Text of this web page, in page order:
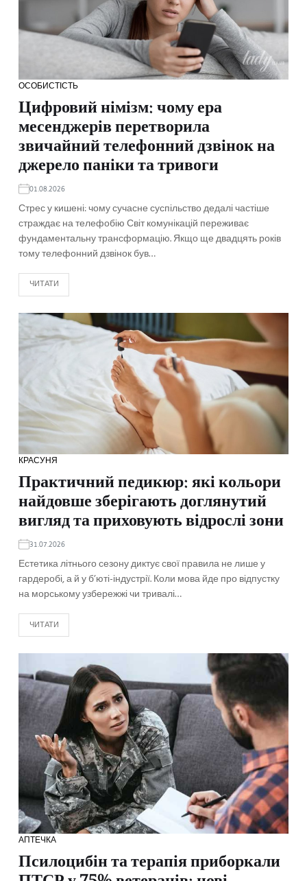
ОСОБИСТІСТЬ
Цифровий німізм: чому ера
месенджерів перетворила
звичайний телефонний дзвінок на
джерело паніки та тривоги
01.08.2026
Стрес у кишені: чому сучасне суспільство дедалі частіше
страждає на телефобію Світ комунікацій переживає
фундаментальну трансформацію. Якщо ще двадцять років
тому телефонний дзвінок був…
ЧИТАТИ
КРАСУНЯ
Практичний педикюр: які кольори
найдовше зберігають доглянутий
вигляд та приховують відрослі зони
31.07.2026
Естетика літнього сезону диктує свої правила не лише у
гардеробі, а й у б’юті-індустрії. Коли мова йде про відпустку
на морському узбережжі чи тривалі…
ЧИТАТИ
АПТЕЧКА
Псилоцибін та терапія приборкали